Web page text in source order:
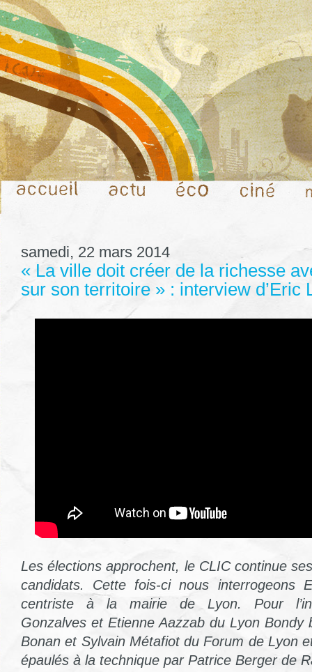
samedi, 22 mars 2014
« La ville doit créer de la richesse
sur son territoire » : interview d’Eric
Les élections approchent, le CLIC continue
candidats. Cette fois-ci nous interrogeons
centriste à la mairie de Lyon. Pour
Gonzalves et Etienne Aazzab du Lyon Bondy
Bonan et Sylvain Métafiot du Forum de Lyon
épaulés à la technique par Patrice Berger de